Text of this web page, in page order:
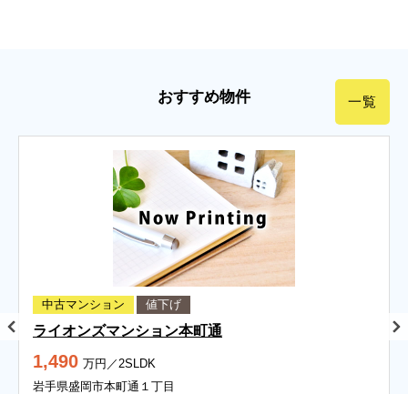
おすすめ物件 一覧
中古マンション 値下げ
ライオンズマンション本町通
1,490 万円／2SLDK
岩手県盛岡市本町通１丁目